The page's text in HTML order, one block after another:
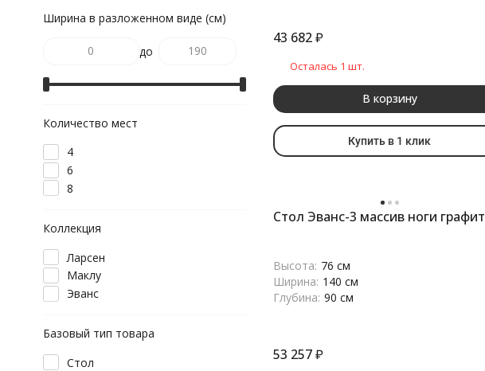
43 682 ₽
Осталась 1 шт.
В корзину
Купить в 1 клик
Стол Эванс-3 массив ноги графит
Высота: 76 см
Ширина: 140 см
Глубина: 90 см
53 257 ₽
Ширина в разложенном виде (см)
до
Количество мест
4
6
8
Коллекция
Ларсен
Маклу
Эванс
Базовый тип товара
Стол